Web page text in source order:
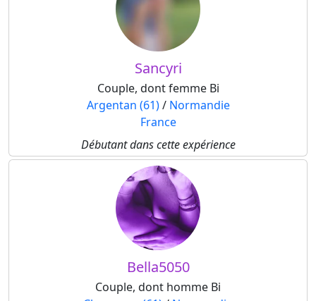
Sancyri
Couple, dont femme Bi
Argentan (61)/ Normandie
France
Débutant dans cette expérience
Bella5050
Couple, dont homme Bi